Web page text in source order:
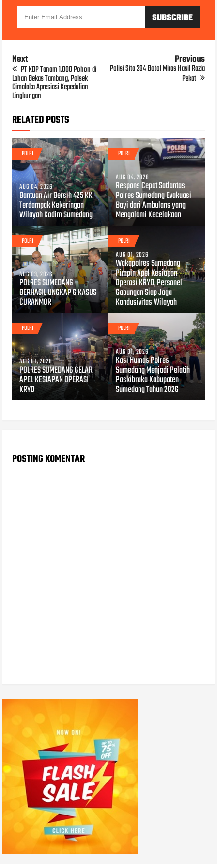
Next
PT KDP Tanam 1.000 Pohon di
Lahan Bekas Tambang, Polsek
Cimalaka Apresiasi Kepedulian
Lingkungan
Previous
Polisi Sita 294 Botol Miras Hasil Razia
Pekat
RELATED POSTS
POLRI
AUG 04, 2026
Bantuan Air Bersih 425 KK
Terdampak Kekeringan
Wilayah Kodim Sumedang
POLRI
AUG 04, 2026
Respons Cepat Satlantas
Polres Sumedang Evakuasi
Bayi dari Ambulans yang
Mengalami Kecelakaan
POLRI
AUG 03, 2026
POLRES SUMEDANG
BERHASIL UNGKAP 6 KASUS
CURANMOR
POLRI
AUG 01, 2026
Wakapolres Sumedang
Pimpin Apel Kesiapan
Operasi KRYD, Personel
Gabungan Siap Jaga
Kondusivitas Wilayah
POLRI
AUG 01, 2026
POLRES SUMEDANG GELAR
APEL KESIAPAN OPERASI
KRYD
POLRI
AUG 01, 2026
Kasi Humas Polres
Sumedang Menjadi Pelatih
Paskibraka Kabupaten
Sumedang Tahun 2026
POSTING KOMENTAR